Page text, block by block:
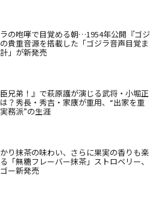
の咆哮で目覚める朝…1954年公開『ゴジ
貴重音源を搭載した「ゴジラ音声目覚ま
」が新発売
臣兄弟！』で萩原護が演じる武将・小堀正
？秀長・秀吉・家康が重用、“出家を重
務派”の生涯
り抹茶の味わい、さらに果実の香りも楽
「無糖フレーバー抹茶」ストロベリー、
ー新発売